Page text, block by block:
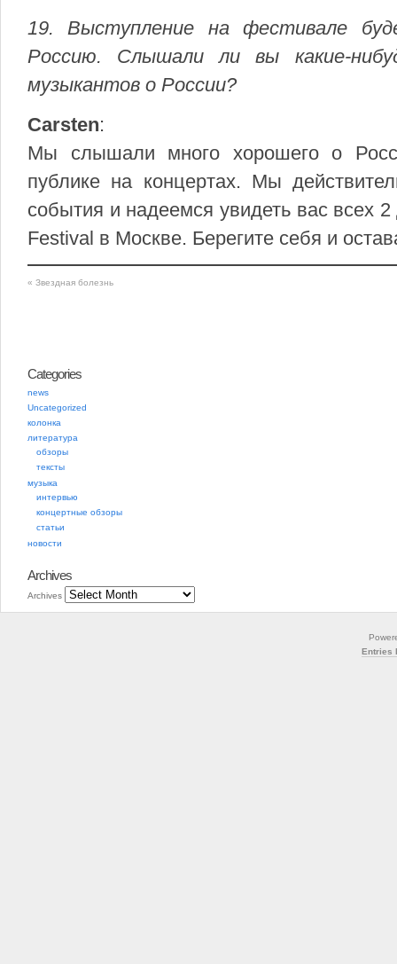
19. Выступление на фестивале
Россию. Слышали ли вы какие-
музыкантов о России?
Carsten:
Мы слышали много хорошего о
публике на концертах. Мы
события и надеемся увидеть вас всех
Festival в Москве. Берегите себя и
« Звездная болезнь
Categories
news
Uncategorized
колонка
литература
обзоры
тексты
музыка
интервью
концертные обзоры
статьи
новости
Archives
Archives
Entries